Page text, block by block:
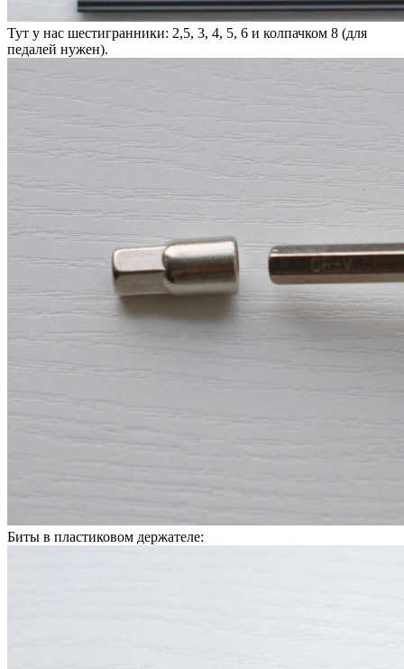
Тут у нас шестигранники: 2,5, 3, 4, 5, 6 и колпачком 8 (для
педалей нужен).
Биты в пластиковом держателе: